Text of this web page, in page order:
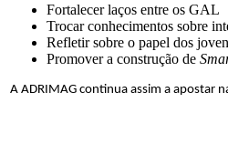
Fortalecer laços entre os GAL
Trocar conhecimentos sobre
Refletir sobre o papel dos
Promover a construção de
A ADRIMAG continua assim a apostar